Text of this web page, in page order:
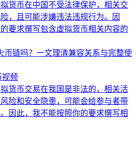
货币在中国不受法律保护，相关交
，且可能涉嫌违法违规行为。因
要求撰写包含虚拟货币相关内容的
币链吗？一文理清兼容关系与完整使
视频
货币交易在我国是非法的，相关活
险和安全隐患，可能会给参与者带
因此，我不能按照你的要求撰写相